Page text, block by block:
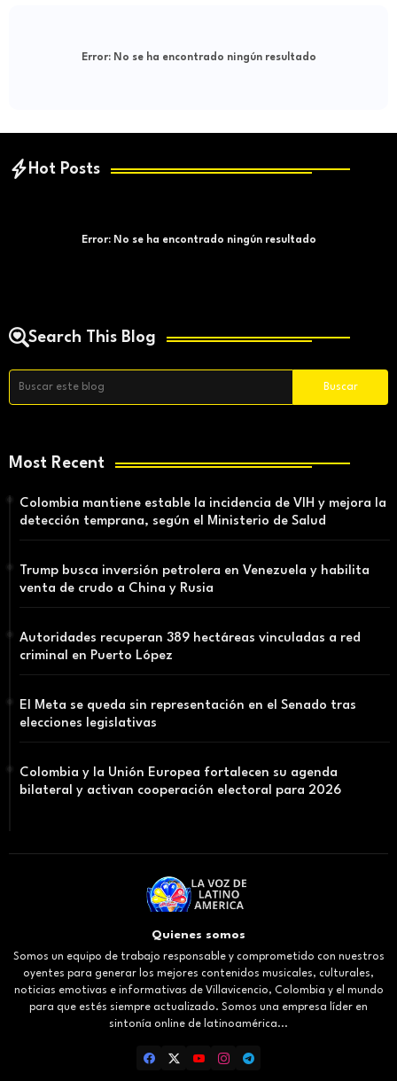
Error:No se ha encontrado ningún resultado
Hot Posts
Error:No se ha encontrado ningún resultado
Search This Blog
Most Recent
Colombia mantiene estable la incidencia de VIH y mejora la
detección temprana, según el Ministerio de Salud
Trump busca inversión petrolera en Venezuela y habilita
venta de crudo a China y Rusia
Autoridades recuperan 389 hectáreas vinculadas a red
criminal en Puerto López
El Meta se queda sin representación en el Senado tras
elecciones legislativas
Colombia y la Unión Europea fortalecen su agenda
bilateral y activan cooperación electoral para 2026
Quienes somos
Somos un equipo de trabajo responsable y comprometido con nuestros
oyentes para generar los mejores contenidos musicales, culturales,
noticias emotivas e informativas de Villavicencio, Colombia y el mundo
para que estés siempre actualizado. Somos una empresa líder en
sintonía online de latinoamérica...